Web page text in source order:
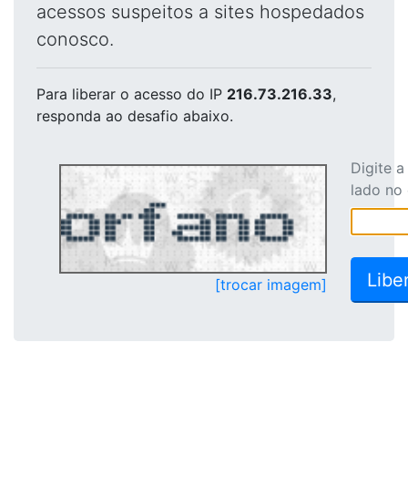
acessos suspeitos a sites hospedados
conosco.
Para liberar o acesso do IP 216.73.216.33,
responda ao desafio abaixo.
[trocar imagem]
Digite
lado no